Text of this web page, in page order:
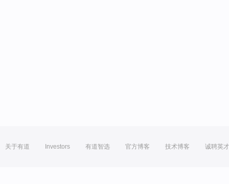
关于有道 Investors 有道智选 官方博客 技术博客 诚聘英才